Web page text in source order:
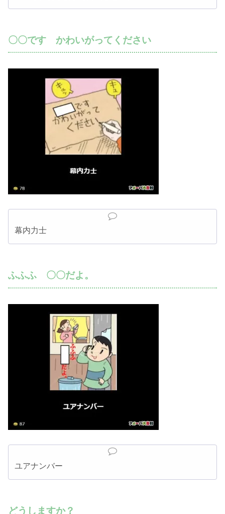
〇〇です かわいがってください
幕内力士
ふふふ 〇〇だよ。
ユアナンバー
どうしますか？